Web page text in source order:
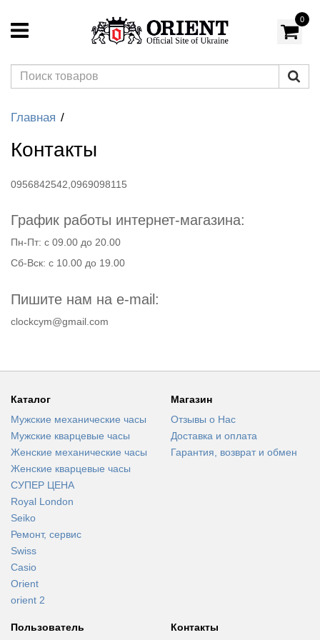
0
Главная
Контакты
0956842542,0969098115
График работы интернет-магазина:
Пн-Пт: с 09.00 до 20.00
Сб-Вск: с 10.00 до 19.00
Пишите нам на e-mail:
clockcym@gmail.com
Каталог
Мужские механические часы
Мужские кварцевые часы
Женские механические часы
Женские кварцевые часы
СУПЕР ЦЕНА
Royal London
Seiko
Ремонт, сервис
Swiss
Casio
Orient
orient 2
Магазин
Отзывы о Нас
Доставка и оплата
Гарантия, возврат и обмен
Пользователь Контакты